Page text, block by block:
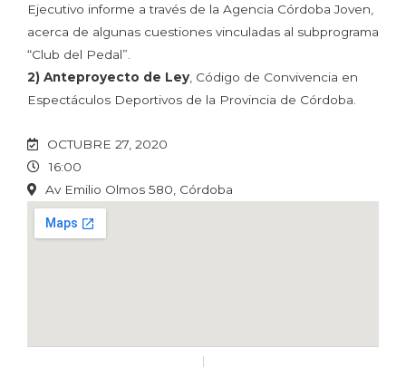
Ejecutivo informe a través de la Agencia Córdoba Joven,
acerca de algunas cuestiones vinculadas al subprograma
“Club del Pedal”.
2) Anteproyecto de Ley , Código de Convivencia en
Espectáculos Deportivos de la Provincia de Córdoba.
OCTUBRE 27, 2020
16:00
Av Emilio Olmos 580, Córdoba